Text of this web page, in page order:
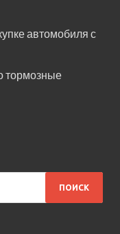
автомобиля с
тормозные